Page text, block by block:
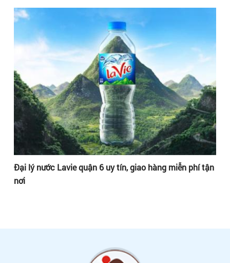
Đại lý nước Lavie quận 6 uy tín, giao hàng miễn phí tận
nơi